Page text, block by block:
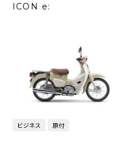
ICON e:
ビジネス 原付